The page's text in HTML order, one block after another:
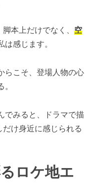
本上だけでなく、 空
は感じます。
らこそ、登場人物の心
でみると、ドラマで描
だけ身近に感じられる
ロケ地エ